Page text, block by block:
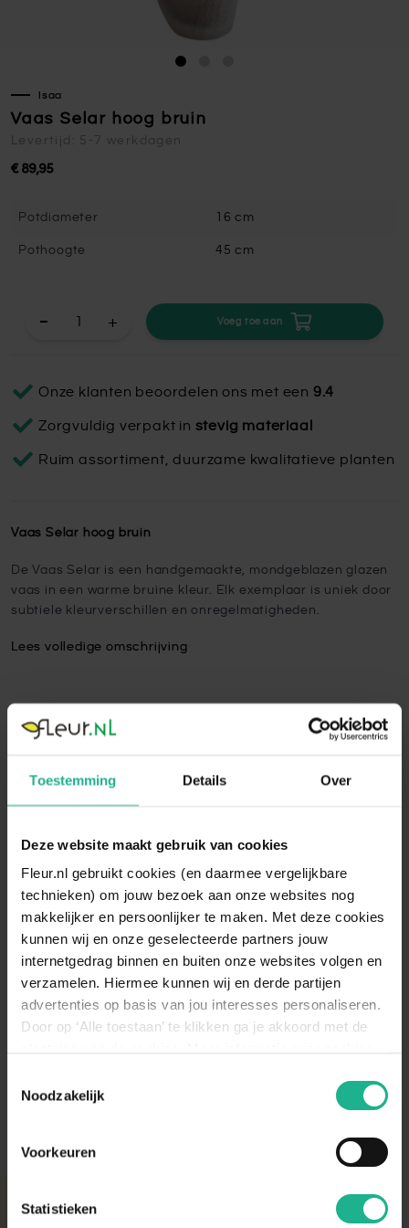
Toestemming Details Over
Deze website maakt gebruik van cookies
Fleur.nl gebruikt cookies (en daarmee vergelijkbare
technieken) om jouw bezoek aan onze websites nog
makkelijker en persoonlijker te maken. Met deze cookies
kunnen wij en onze geselecteerde partners jouw
internetgedrag binnen en buiten onze websites volgen en
verzamelen. Hiermee kunnen wij en derde partijen
advertenties op basis van jou interesses personaliseren.
Door op ‘Alle toestaan’ te klikken ga je akkoord met de
decookieverklaring op onze website.
Noodzakelijk
Voorkeuren
Statistieken
Isaa
Vaas Selar hoog bruin
Levertijd: 5-7 werkdagen
€ 89,95
Potdiameter 16 cm
Pothoogte 45 cm
+ Voeg toe aan
Onze klanten beoordelen ons met een 9.4
Zorgvuldig verpakt in stevig materiaal
Ruim assortiment, duurzame kwalitatieve planten
Vaas Selar hoog bruin
De Vaas Selar is een handgemaakte, mondgeblazen glazen
vaas in een warme bruine kleur. Elk exemplaar is uniek door
subtiele kleurverschillen en onregelmatigheden.
Lees volledige omschrijving
Vaas Bodianus hoog bruin
€ 159,95
Vaas Diodon lichtgroen L
€ 129,95
Met aandacht verpakt